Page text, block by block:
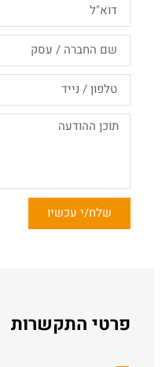
שלח/י עכשיו
פרטי התקשרות